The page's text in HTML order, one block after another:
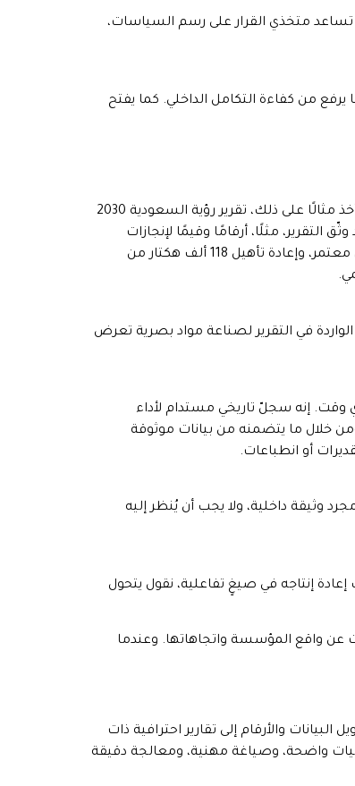
تساعد متخذي القرار على رسم السياسات،
يرفع من كفاءة التكامل الداخلي. كما يفتح
لم تعد التقارير السنوية في عصر التحول الرقمي حِكرًا على الورق، بل أصبحت مشاركتها عبر المنصات الرقمية ضرورة مؤسسية. ولنأخذ مثالًا على ذلك، تقرير رؤية السعودية 2030
التقرير، مثلًا، أرقامًا وقيمًا لإنجازات
ملموسة مثل استقطاب 571 مقرًا إقليميًّا لشركات عالمية، وتسجيل 8 مواقع تراث سعودية لدى اليونيسكو، واستقبال 16.92 مليون معتمر، وإعادة تأهيل 118 ألف هكتار من
في التقرير لصناعة مواد بصرية تعرض
وقت. إنه سجلّ تاريخي مستدام لأداء
خلال ما يتضمنه من بيانات موثوقة
أو انطباعات.
وثيقة داخلية، ولا يجب أن يُنظر إليه
إنتاجه في صيغٍ تفاعلية، نقول يتحول
عن واقع المؤسسة واتجاهاتها. وعندما
والأرقام إلى تقارير احترافية ذات
واضحة، وصياغة مهنية، ومعالجة دقيقة